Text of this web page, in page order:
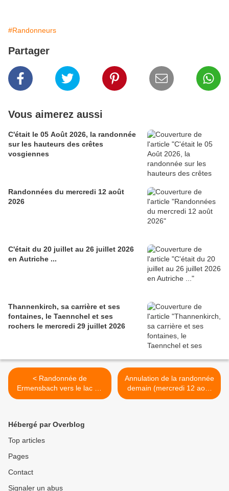
#Randonneurs
Partager
Vous aimerez aussi
C'était le 05 Août 2026, la randonnée
sur les hauteurs des crêtes
vosgiennes
Randonnées du mercredi 12 août
2026
C'était du 20 juillet au 26 juillet 2026
en Autriche ...
Thannenkirch, sa carrière et ses
fontaines, le Taennchel et ses
rochers le mercredi 29 juillet 2026
< Randonnée de
Ermensbach vers le lac du
Neuweiher - mercredi 12
Annulation de la randonnée
demain (mercredi 12 août
2020) >
Hébergé par Overblog
Top articles
Pages
Contact
Signaler un abus